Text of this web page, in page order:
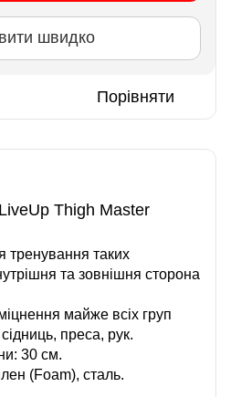
швидко
Порівняти
Thigh Master
тренування таких
та зовнішня сторона
майже всіх груп
преса, рук.
30 см.
(Foam), сталь.